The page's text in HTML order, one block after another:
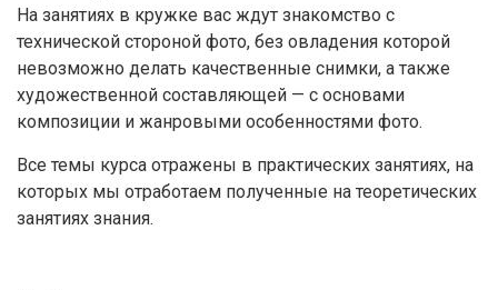
На занятиях в кружке вас ждут знакомство с
технической стороной фото, без овладения которой
невозможно делать качественные снимки, а также
художественной составляющей — с основами
композиции и жанровыми особенностями фото.
Все темы курса отражены в практических занятиях, на
которых мы отработаем полученные на теоретических
занятиях знания.